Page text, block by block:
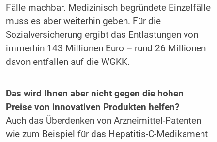
Fälle machbar. Medizinisch begründete Einzelfälle
muss es aber weiterhin geben. Für die
Sozialversicherung ergibt das Entlastungen von
immerhin 143 Millionen Euro – rund 26 Millionen
davon entfallen auf die WGKK.
Das wird Ihnen aber nicht gegen die hohen
Preise von innovativen Produkten helfen?
Auch das Überdenken von Arzneimittel-Patenten
wie zum Beispiel für das Hepatitis-C-Medikament